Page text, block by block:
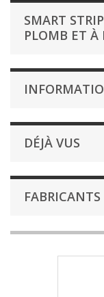
SMART
PLOMB ET
DÉJÀ VUS
FABRICANTS